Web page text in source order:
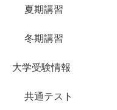
夏期講習
冬期講習
大学受験情報
共通テスト